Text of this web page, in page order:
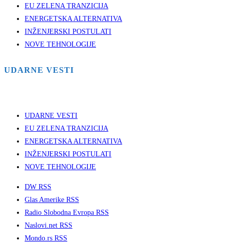
EU ZELENA TRANZICIJA
ENERGETSKA ALTERNATIVA
INŽENJERSKI POSTULATI
NOVE TEHNOLOGIJE
UDARNE VESTI
UDARNE VESTI
EU ZELENA TRANZICIJA
ENERGETSKA ALTERNATIVA
INŽENJERSKI POSTULATI
NOVE TEHNOLOGIJE
DW RSS
Glas Amerike RSS
Radio Slobodna Evropa RSS
Naslovi.net RSS
Mondo.rs RSS